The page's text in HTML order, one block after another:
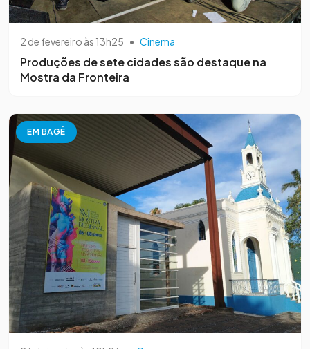
2 de fevereiro às 13h25 • Cinema
Produções de sete cidades são destaque na
Mostra da Fronteira
EM BAGÉ